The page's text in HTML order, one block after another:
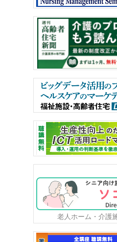
老人ホーム・介護